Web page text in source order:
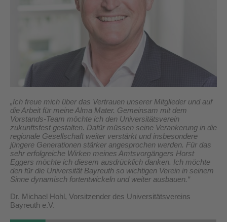
„Ich freue mich über das Vertrauen unserer Mitglieder und auf
die Arbeit für meine Alma Mater. Gemeinsam mit dem
Vorstands-Team möchte ich den Universitätsverein
zukunftsfest gestalten. Dafür müssen seine Verankerung in die
regionale Gesellschaft weiter verstärkt und insbesondere
jüngere Generationen stärker angesprochen werden. Für das
sehr erfolgreiche Wirken meines Amtsvorgängers Horst
Eggers möchte ich diesem ausdrücklich danken. Ich möchte
den für die Universität Bayreuth so wichtigen Verein in seinem
Sinne dynamisch fortentwickeln und weiter ausbauen.“
Dr. Michael Hohl, Vorsitzender des Universitätsvereins
Bayreuth e.V.